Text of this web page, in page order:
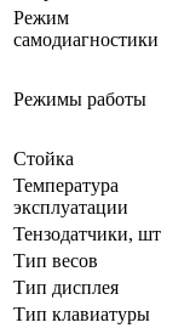
Режим
самодиагностики
Режимы работы
Стойка
Температура
эксплуатации
Тензодатчики, шт
Тип весов
Тип дисплея
Тип клавиатуры